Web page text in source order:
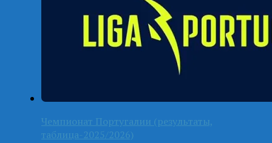
Чемпионат Португалии (результаты,
таблица-2025/2026)